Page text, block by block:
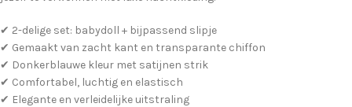
✔ 2-delige set: babydoll + bijpassend slipje
✔ Gemaakt van zacht kant en transparante chiffon
✔ Donkerblauwe kleur met satijnen strik
✔ Comfortabel, luchtig en elastisch
✔ Elegante en verleidelijke uitstraling